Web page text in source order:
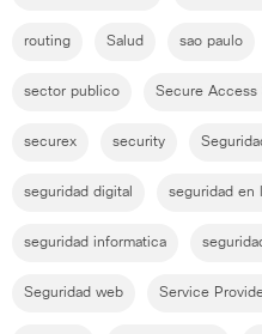
routing Salud sao paulo
sector publico Secure Access
securex security
seguridad digital seguridad en
seguridad informatica
Seguridad web Service